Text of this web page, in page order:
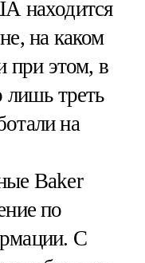
находится
на каком
при этом, в
лишь треть
на
Baker
по
С